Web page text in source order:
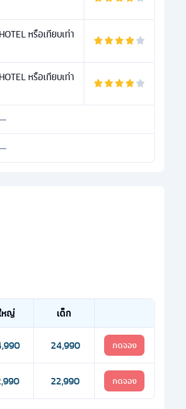
หรือเทียบเท่า
หรือเทียบเท่า
หญ่ เด็ก
24,990 กดจอง
22,990 กดจอง